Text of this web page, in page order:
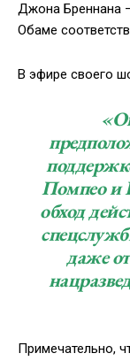
Джона Бреннана
Обаме
В эфире своего
Помпео и
обход
даже
Примечательно,